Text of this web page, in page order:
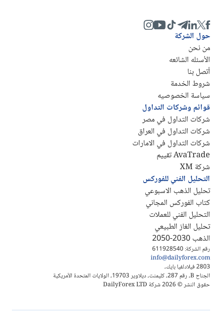
رقم الشركة: 611928540
info@dailyforex.com
2803 فيلادلفيا بايك،
الجناح B، رقم 287، كليمنت، ديلاوير 19703، الولايات المتحدة الأمريكية
حقوق النشر © 2026 شركة DailyForex LTD
حول الشركة
من نحن
الأسئله الشائعه
أتصل بنا
شروط الخدمة
سياسة الخصوصيه
قوائم وشركات التداول
شركات التداول في مصر
شركات التداول في العراق
شركات التداول في الامارات
AvaTrade تقييم
شركة XM
التحليل الفني للفوركس
تحليل الذهب الاسبوعي
كتاب الفوركس المجاني
التحليل الفني للعملات
تحليل الغاز الطبيعي
الذهب 2030-2050